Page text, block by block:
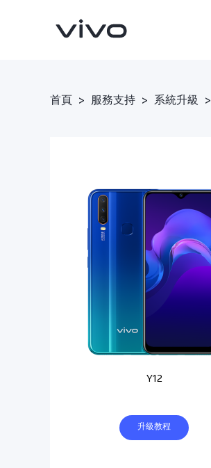
X300 Pro 新品
首頁 > 服務支持 > 系統升級 >
Y12
升級教程